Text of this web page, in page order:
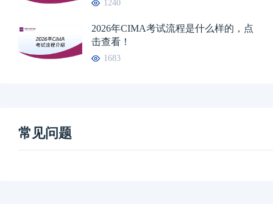
1240
2026年CIMA考试流程是什么样的，点
击查看！
1683
常见问题